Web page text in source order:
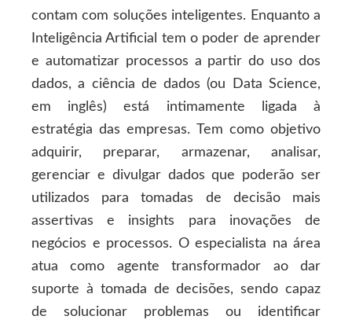
contam com soluções inteligentes. Enquanto a
Inteligência Artificial tem o poder de aprender
e automatizar processos a partir do uso dos
dados, a ciência de dados (ou Data Science,
em inglês) está intimamente ligada à
estratégia das empresas. Tem como objetivo
adquirir, preparar, armazenar, analisar,
gerenciar e divulgar dados que poderão ser
utilizados para tomadas de decisão mais
assertivas e insights para inovações de
negócios e processos. O especialista na área
atua como agente transformador ao dar
suporte à tomada de decisões, sendo capaz
de solucionar problemas ou identificar